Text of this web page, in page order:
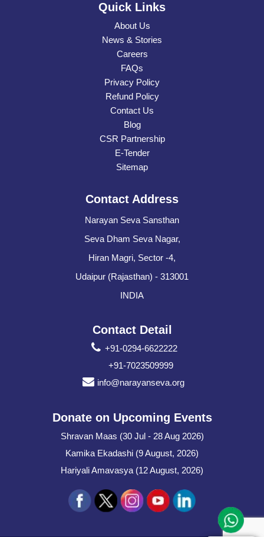
Quick Links
About Us
News & Stories
Careers
FAQs
Privacy Policy
Refund Policy
Contact Us
Blog
CSR Partnership
E-Tender
Sitemap
Contact Address
Narayan Seva Sansthan
Seva Dham Seva Nagar,
Hiran Magri, Sector -4,
Udaipur (Rajasthan) - 313001
INDIA
Contact Detail
+91-0294-6622222
+91-7023509999
info@narayanseva.org
Donate on Upcoming Events
Shravan Maas (30 Jul - 28 Aug 2026)
Kamika Ekadashi (9 August, 2026)
Hariyali Amavasya (12 August, 2026)